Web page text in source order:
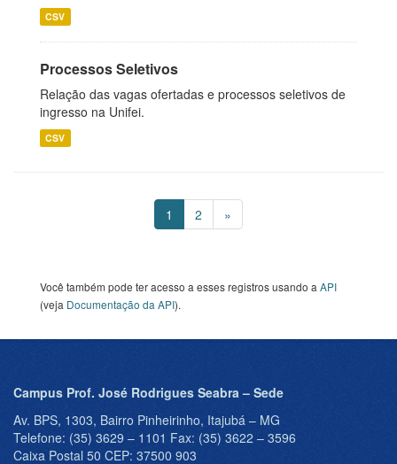
CSV
Processos Seletivos
Relação das vagas ofertadas e processos seletivos de
ingresso na Unifei.
CSV
1 2 »
Você também pode ter acesso a esses registros usando a API
(veja Documentação da API).
Campus Prof. José Rodrigues Seabra – Sede
Av. BPS, 1303, Bairro Pinheirinho, Itajubá – MG
Telefone: (35) 3629 – 1101 Fax: (35) 3622 – 3596
Caixa Postal 50 CEP: 37500 903